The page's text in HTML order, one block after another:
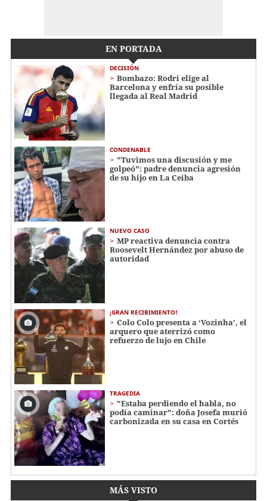
EN PORTADA
DECISIÓN
Bombazo: Rodri elige al
Barcelona y enfría su posible
llegada al Real Madrid
CONDENABLE
"Tuvimos una discusión y me
golpeó": padre denuncia agresión
de su hijo en La Ceiba
NUEVO CASO
MP reactiva denuncia contra
Roosevelt Hernández por abuso de
autoridad
¡GRAN RECIBIMIENTO!
Colo Colo presenta a ‘Vozinha’, el
arquero que aterrizó como
refuerzo de lujo en Chile
TRAGEDIA
"Estaba perdiendo el habla, no
podía caminar": doña Josefa murió
carbonizada en su casa en Cortés
MÁS VISTO